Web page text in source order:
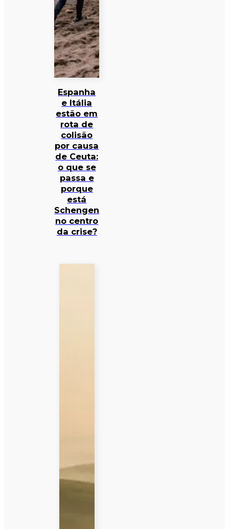
Espanha
e Itália
estão em
rota de
colisão
por causa
de Ceuta:
o que se
passa e
porque
está
Schengen
no centro
da crise?